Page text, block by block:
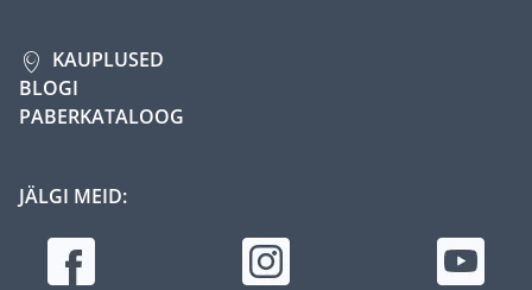
KAUPLUSED
BLOGI
PABERKATALOOG
JÄLGI MEID: